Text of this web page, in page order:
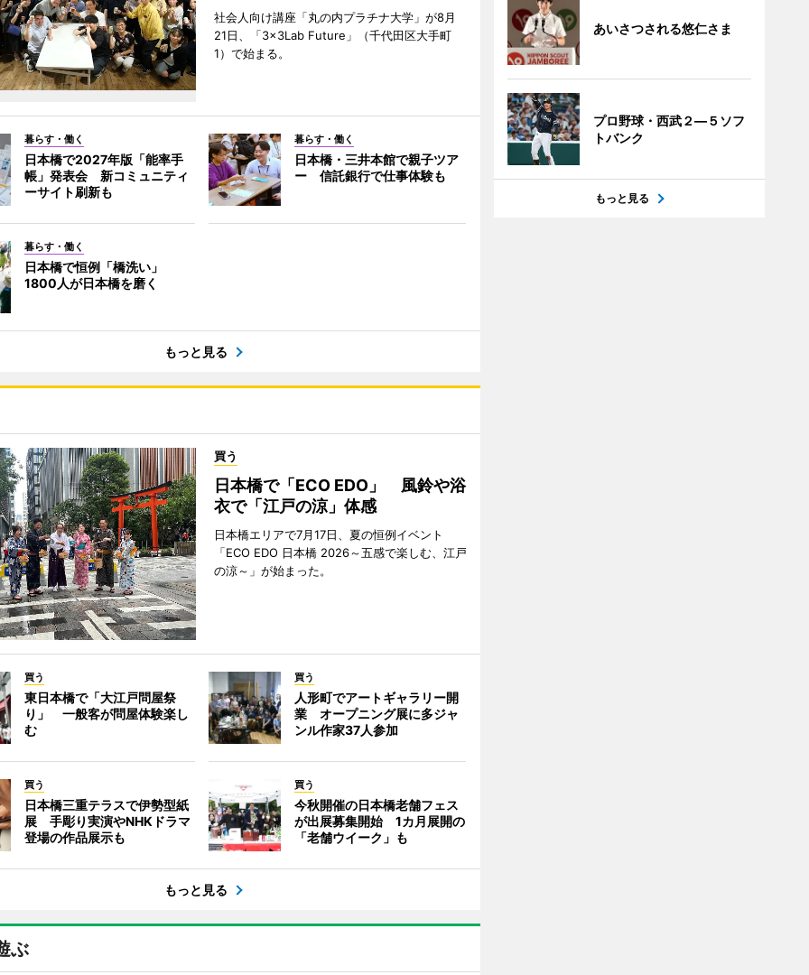
社会人向け講座「丸の内プラチナ大学」が8月
21日、「3×3Lab Future」（千代田区大手町
1）で始まる。
暮らす・働く
日本橋で2027年版「能率手
帳」発表会 新コミュニティ
ーサイト刷新も
暮らす・働く
日本橋・三井本館で親子ツア
ー 信託銀行で仕事体験も
暮らす・働く
日本橋で恒例「橋洗い」
1800人が日本橋を磨く
もっと見る
買う
日本橋で「ECO EDO」 風鈴や浴
衣で「江戸の涼」体感
日本橋エリアで7月17日、夏の恒例イベント
「ECO EDO 日本橋 2026～五感で楽しむ、江戸
の涼～」が始まった。
買う
東日本橋で「大江戸問屋祭
り」 一般客が問屋体験楽し
む
買う
人形町でアートギャラリー開
業 オープニング展に多ジャ
ンル作家37人参加
買う
日本橋三重テラスで伊勢型紙
展 手彫り実演やNHKドラマ
登場の作品展示も
買う
今秋開催の日本橋老舗フェス
が出展募集開始 1カ月展開の
「老舗ウイーク」も
もっと見る
ぶ
あいさつされる悠仁さま
プロ野球・西武２―５ソフ
トバンク
もっと見る